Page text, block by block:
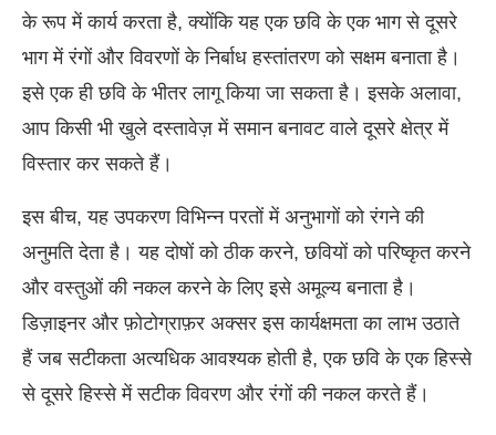
के रूप में कार्य करता है, क्योंकि यह एक छवि के एक भाग से दूसरे
भाग में रंगों और विवरणों के निर्बाध हस्तांतरण को सक्षम बनाता है।
इसे एक ही छवि के भीतर लागू किया जा सकता है। इसके अलावा,
आप किसी भी खुले दस्तावेज़ में समान बनावट वाले दूसरे क्षेत्र में
विस्तार कर सकते हैं।
इस बीच, यह उपकरण विभिन्न परतों में अनुभागों को रंगने की
अनुमति देता है। यह दोषों को ठीक करने, छवियों को परिष्कृत करने
और वस्तुओं की नकल करने के लिए इसे अमूल्य बनाता है।
डिज़ाइनर और फ़ोटोग्राफ़र अक्सर इस कार्यक्षमता का लाभ उठाते
हैं जब सटीकता अत्यधिक आवश्यक होती है, एक छवि के एक हिस्से
से दूसरे हिस्से में सटीक विवरण और रंगों की नकल करते हैं।